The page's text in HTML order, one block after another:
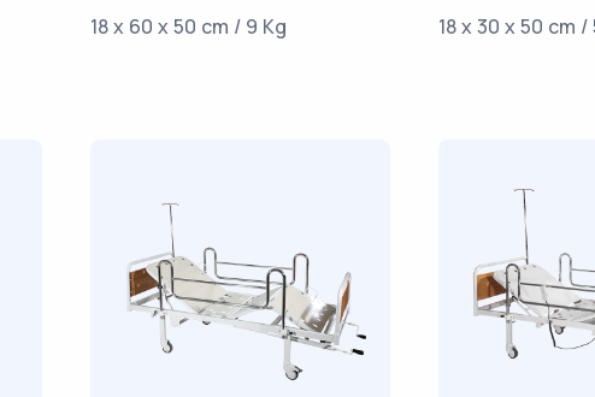
18 x 60 x 50 cm / 9 Kg 18 x 30 x 50 cm /